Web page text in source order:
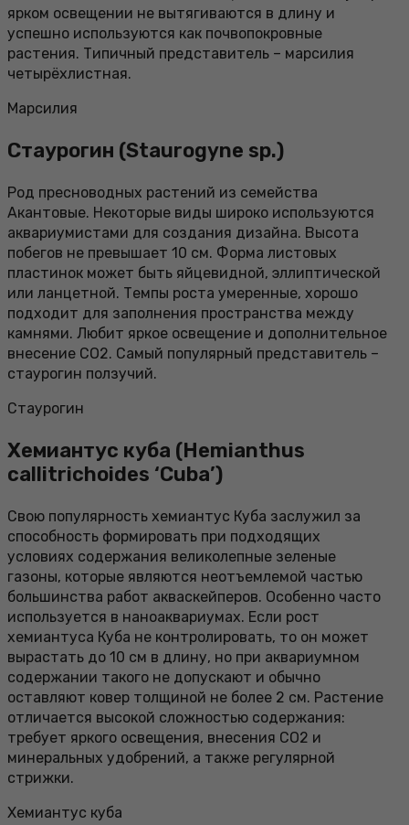
ярком освещении не вытягиваются в длину и
успешно используются как почвопокровные
растения. Типичный представитель – марсилия
четырёхлистная.
Марсилия
Стаурогин (Staurogyne sp.)
Род пресноводных растений из семейства
Акантовые. Некоторые виды широко используются
аквариумистами для создания дизайна. Высота
побегов не превышает 10 см. Форма листовых
пластинок может быть яйцевидной, эллиптической
или ланцетной. Темпы роста умеренные, хорошо
подходит для заполнения пространства между
камнями. Любит яркое освещение и дополнительное
внесение СО2. Самый популярный представитель –
стаурогин ползучий.
Стаурогин
Хемиантус куба (Hemianthus
callitrichoides ‘Cuba’)
Свою популярность хемиантус Куба заслужил за
способность формировать при подходящих
условиях содержания великолепные зеленые
газоны, которые являются неотъемлемой частью
большинства работ акваскейперов. Особенно часто
используется в наноаквариумах. Если рост
хемиантуса Куба не контролировать, то он может
вырастать до 10 см в длину, но при аквариумном
содержании такого не допускают и обычно
оставляют ковер толщиной не более 2 см. Растение
отличается высокой сложностью содержания:
требует яркого освещения, внесения СО2 и
минеральных удобрений, а также регулярной
стрижки.
Хемиантус куба